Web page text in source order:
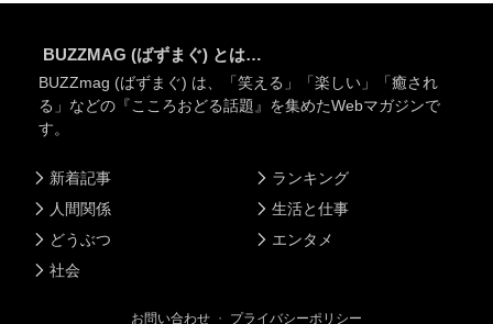
BUZZMAG (ばずまぐ) とは…
BUZZmag (ばずまぐ) は、「笑える」「楽しい」「癒され
る」などの『こころおどる話題』を集めたWebマガジンで
す。
新着記事
人間関係
どうぶつ
社会
ランキング
生活と仕事
エンタメ
お問い合わせ ・ プライバシーポリシー